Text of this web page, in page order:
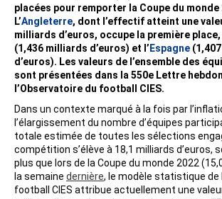
placées pour remporter la Coupe du monde
L’Angleterre, dont l’effectif atteint une
milliards d’euros, occupe la première
(1,436 milliards d’euros) et l’ Espagne
d’euros). Les valeurs de l’ensemble des
sont présentées dans la 550e Lettre
l’Observatoire du football CIES.
Dans un contexte marqué à la fois par
l’élargissement du nombre d’équipes
totale estimée de toutes les sélections
compétition s’élève à 18,1 milliards d’euros,
plus que lors de la Coupe du monde 2022
la semaine dernière, le modèle statistique de
football CIES attribue actuellement une